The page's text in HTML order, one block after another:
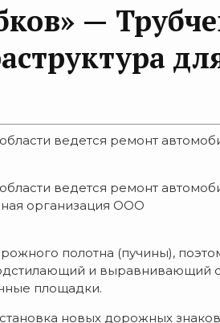
—
ведется ремонт
ведется ремонт
организация ООО
полотна (пучины),
и выравнивающий
площадки.
новых дорожных